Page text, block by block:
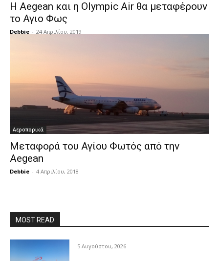
Η Aegean και η Olympic Air θα μεταφέρουν
το Αγιο Φως
Debbie - 24 Απριλίου, 2019
Αεροπορικά
Μεταφορά του Αγίου Φωτός από την
Aegean
Debbie - 4 Απριλίου, 2018
MOST READ
5 Αυγούστου, 2026